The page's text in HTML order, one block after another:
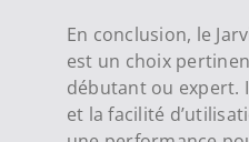
En conclusion, le
est un choix
débutant ou expert.
et la facilité